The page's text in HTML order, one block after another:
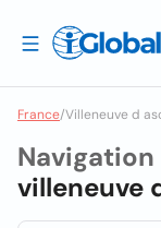
France/Villeneuve d
villeneuve